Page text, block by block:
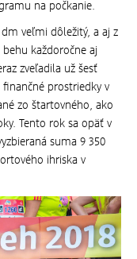
na počkanie.
veľmi dôležitý, a aj z
každoročne aj
zveľadila už šesť
prostriedky v
zo štartovného, ako
Tento rok sa opäť v
suma 9 350
ihriska v